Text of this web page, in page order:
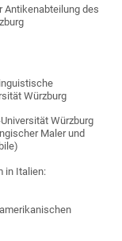
des
Würzburg
Würzburg
Maler und
in Italien: